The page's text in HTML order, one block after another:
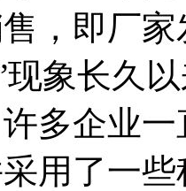
，即厂
现象长久
多企业
用了一